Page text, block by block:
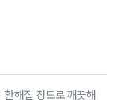
해질 정도로 깨끗해